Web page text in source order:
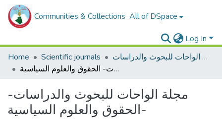
Communities & Collections All of DSpace
Log In
Home
Scientific journals
مجلة الواحات للبحوث والدراسات
مجلة الواحات للبحوث والدراسات- الحقوق والعلوم السياسية-
مجلة الواحات للبحوث والدراسات-
الحقوق والعلوم السياسية-